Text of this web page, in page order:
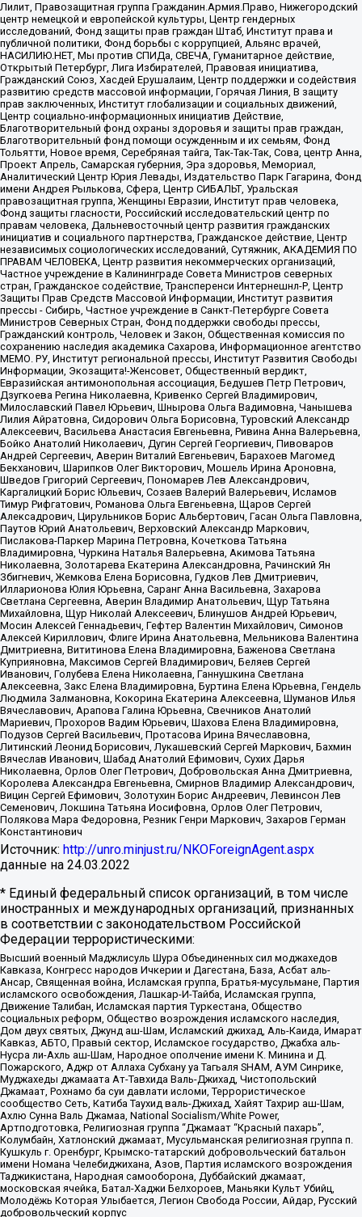
Лилит, Правозащитная группа Гражданин.Армия.Право, Нижегородский
центр немецкой и европейской культуры, Центр гендерных
исследований, Фонд защиты прав граждан Штаб, Институт права и
публичной политики, Фонд борьбы с коррупцией, Альянс врачей,
НАСИЛИЮ.НЕТ, Мы против СПИДа, СВЕЧА, Гуманитарное действие,
Открытый Петербург, Лига Избирателей, Правовая инициатива,
Гражданский Союз, Хасдей Ерушалаим, Центр поддержки и содействия
развитию средств массовой информации, Горячая Линия, В защиту
прав заключенных, Институт глобализации и социальных движений,
Центр социально-информационных инициатив Действие,
Благотворительный фонд охраны здоровья и защиты прав граждан,
Благотворительный фонд помощи осужденным и их семьям, Фонд
Тольятти, Новое время, Серебряная тайга, Так-Так-Так, Сова, центр Анна,
Проект Апрель, Самарская губерния, Эра здоровья, Мемориал,
Аналитический Центр Юрия Левады, Издательство Парк Гагарина, Фонд
имени Андрея Рылькова, Сфера, Центр СИБАЛЬТ, Уральская
правозащитная группа, Женщины Евразии, Институт прав человека,
Фонд защиты гласности, Российский исследовательский центр по
правам человека, Дальневосточный центр развития гражданских
инициатив и социального партнерства, Гражданское действие, Центр
независимых социологических исследований, Сутяжник, АКАДЕМИЯ ПО
ПРАВАМ ЧЕЛОВЕКА, Центр развития некоммерческих организаций,
Частное учреждение в Калининграде Совета Министров северных
стран, Гражданское содействие, Трансперенси Интернешнл-Р, Центр
Защиты Прав Средств Массовой Информации, Институт развития
прессы - Сибирь, Частное учреждение в Санкт-Петербурге Совета
Министров Северных Стран, Фонд поддержки свободы прессы,
Гражданский контроль, Человек и Закон, Общественная комиссия по
сохранению наследия академика Сахарова, Информационное агентство
МЕМО. РУ, Институт региональной прессы, Институт Развития Свободы
Информации, Экозащита!-Женсовет, Общественный вердикт,
Евразийская антимонопольная ассоциация, Бедушев Петр Петрович,
Дзугкоева Регина Николаевна, Кривенко Сергей Владимирович,
Милославский Павел Юрьевич, Шнырова Ольга Вадимовна, Чанышева
Лилия Айратовна, Сидорович Ольга Борисовна, Туровский Александр
Алексеевич, Васильева Анастасия Евгеньевна, Ривина Анна Валерьевна,
Бойко Анатолий Николаевич, Дугин Сергей Георгиевич, Пивоваров
Андрей Сергеевич, Аверин Виталий Евгеньевич, Барахоев Магомед
Бекханович, Шарипков Олег Викторович, Мошель Ирина Ароновна,
Шведов Григорий Сергеевич, Пономарев Лев Александрович,
Каргалицкий Борис Юльевич, Созаев Валерий Валерьевич, Исламов
Тимур Рифгатович, Романова Ольга Евгеньевна, Щаров Сергей
Алексадрович, Цирульников Борис Альбертович, Гасан Ольга Павловна,
Паутов Юрий Анатольевич, Верховский Александр Маркович,
Пислакова-Паркер Марина Петровна, Кочеткова Татьяна
Владимировна, Чуркина Наталья Валерьевна, Акимова Татьяна
Николаевна, Золотарева Екатерина Александровна, Рачинский Ян
Збигневич, Жемкова Елена Борисовна, Гудков Лев Дмитриевич,
Илларионова Юлия Юрьевна, Саранг Анна Васильевна, Захарова
Светлана Сергеевна, Аверин Владимир Анатольевич, Щур Татьяна
Михайловна, Щур Николай Алексеевич, Блинушов Андрей Юрьевич,
Мосин Алексей Геннадьевич, Гефтер Валентин Михайлович, Симонов
Алексей Кириллович, Флиге Ирина Анатольевна, Мельникова Валентина
Дмитриевна, Вититинова Елена Владимировна, Баженова Светлана
Куприяновна, Максимов Сергей Владимирович, Беляев Сергей
Иванович, Голубева Елена Николаевна, Ганнушкина Светлана
Алексеевна, Закс Елена Владимировна, Буртина Елена Юрьевна, Гендель
Людмила Залмановна, Кокорина Екатерина Алексеевна, Шуманов Илья
Вячеславович, Арапова Галина Юрьевна, Свечников Анатолий
Мариевич, Прохоров Вадим Юрьевич, Шахова Елена Владимировна,
Подузов Сергей Васильевич, Протасова Ирина Вячеславовна,
Литинский Леонид Борисович, Лукашевский Сергей Маркович, Бахмин
Вячеслав Иванович, Шабад Анатолий Ефимович, Сухих Дарья
Николаевна, Орлов Олег Петрович, Добровольская Анна Дмитриевна,
Королева Александра Евгеньевна, Смирнов Владимир Александрович,
Вицин Сергей Ефимович, Золотухин Борис Андреевич, Левинсон Лев
Семенович, Локшина Татьяна Иосифовна, Орлов Олег Петрович,
Полякова Мара Федоровна, Резник Генри Маркович, Захаров Герман
Константинович
Источник: http://unro.minjust.ru/NKOForeignAgent.aspx
данные на 24.03.2022
* Единый федеральный список организаций, в том числе
иностранных и международных организаций, признанных
в соответствии с законодательством Российской
Федерации террористическими:
Высший военный Маджлисуль Шура Объединенных сил моджахедов
Кавказа, Конгресс народов Ичкерии и Дагестана, База, Асбат аль-
Ансар, Священная война, Исламская группа, Братья-мусульмане, Партия
исламского освобождения, Лашкар-И-Тайба, Исламская группа,
Движение Талибан, Исламская партия Туркестана, Общество
социальных реформ, Общество возрождения исламского наследия,
Дом двух святых, Джунд аш-Шам, Исламский джихад, Аль-Каида, Имарат
Кавказ, АБТО, Правый сектор, Исламское государство, Джабха аль-
Нусра ли-Ахль аш-Шам, Народное ополчение имени К. Минина и Д.
Пожарского, Аджр от Аллаха Субхану уа Тагьаля SHAM, АУМ Синрике,
Муджахеды джамаата Ат-Тавхида Валь-Джихад, Чистопольский
Джамаат, Рохнамо ба суи давлати исломи, Террористическое
сообщество Сеть, Катиба Таухид валь-Джихад, Хайят Тахрир аш-Шам,
Ахлю Сунна Валь Джамаа, National Socialism/White Power,
Артподготовка, Религиозная группа “Джамаат “Красный пахарь”,
Колумбайн, Хатлонский джамаат, Мусульманская религиозная группа п.
Кушкуль г. Оренбург, Крымско-татарский добровольческий батальон
имени Номана Челебиджихана, Азов, Партия исламского возрождения
Таджикистана, Народная самооборона, Дуббайский джамаат,
московская ячейка, Батал-Хаджи Белхороев, Маньяки Культ Убийц,
Молодёжь Которая Улыбается, Легион Свобода России, Айдар, Русский
добровольческий корпус